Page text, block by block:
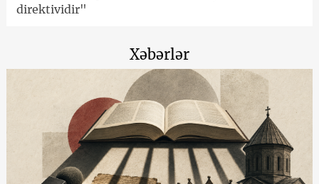
direktividir"
Xəbərlər